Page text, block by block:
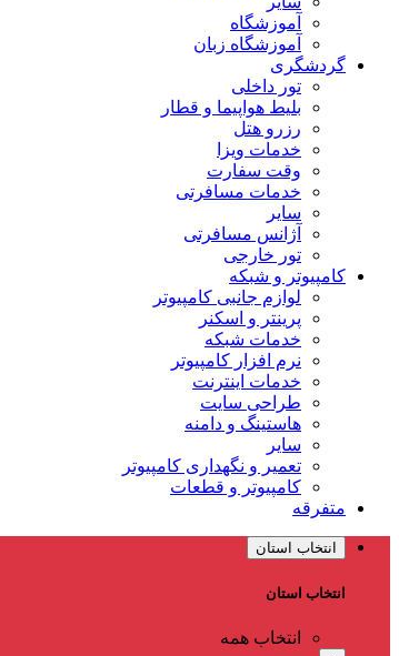
آموزشگاه
آموزشگاه زبان
گردشگری
تور داخلی
بلیط هواپیما و قطار
رزرو هتل
خدمات ویزا
وقت سفارت
خدمات مسافرتی
سایر
آژانس مسافرتی
تور خارجی
کامپیوتر و شبکه
لوازم جانبی کامپیوتر
پرینتر و اسکنر
خدمات شبکه
نرم افزار کامپیوتر
خدمات اینترنت
طراحی سایت
هاستینگ و دامنه
سایر
تعمیر و نگهداری کامپیوتر
کامپیوتر و قطعات
متفرقه
انتخاب استان
انتخاب استان
انتخاب همه